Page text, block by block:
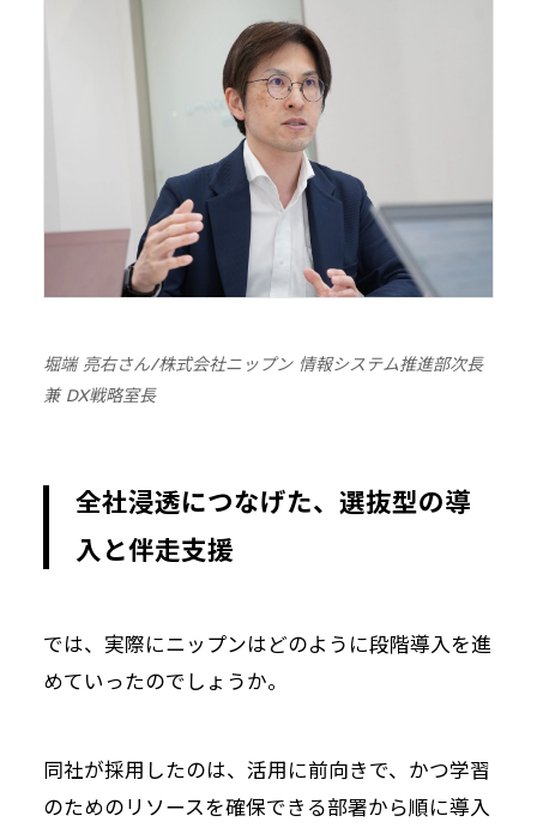
堀端 亮右さん/株式会社ニップン 情報システム推進部次長
兼 DX戦略室長
全社浸透につなげた、選抜型の導
入と伴走支援
では、実際にニップンはどのように段階導入を進
めていったのでしょうか。
同社が採用したのは、活用に前向きで、かつ学習
のためのリソースを確保できる部署から順に導入